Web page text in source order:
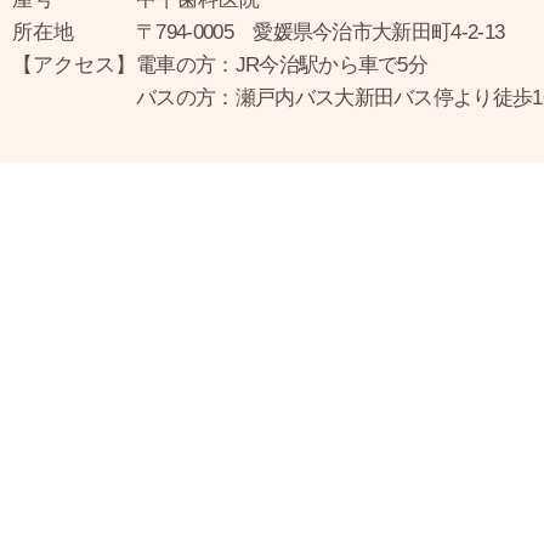
所在地
〒794-0005 愛媛県今治市大新田町4-2-13
【アクセス】 電車の方：JR今治駅から車で5分
バスの方：瀬戸内バス大新田バス停より徒歩